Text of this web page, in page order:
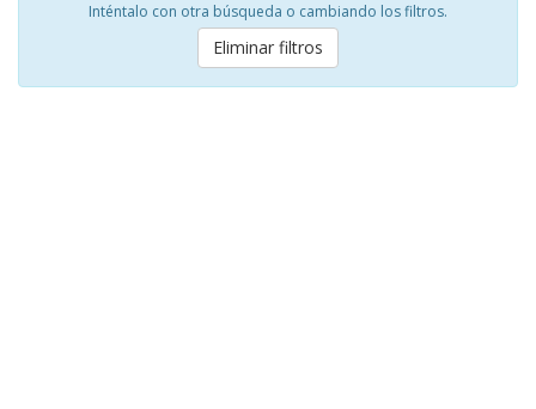
Inténtalo con otra búsqueda o cambiando los filtros.
Eliminar filtros